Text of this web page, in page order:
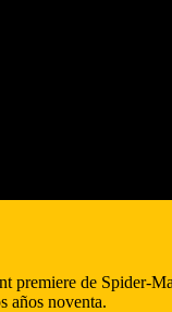
premiere de Spider-
años noventa.